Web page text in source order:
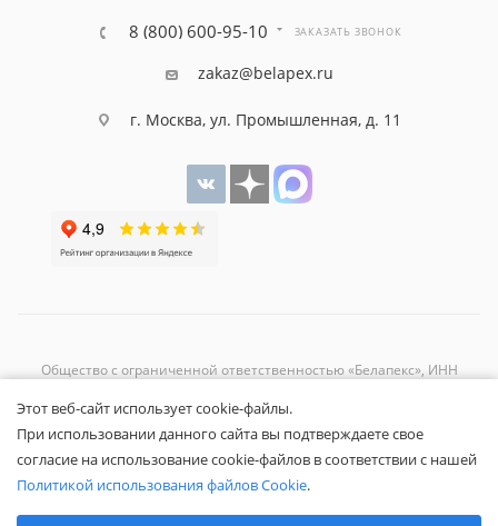
8 (800) 600-95-10 ЗАКАЗАТЬ ЗВОНОК
zakaz@belapex.ru
г. Москва, ул. Промышленная, д. 11
Общество с ограниченной ответственностью «Белапекс», ИНН
Обращаем ваше внимание, что вся представленная на сайте
информация носит исключительно информационный характер и не
является публичной офертой.
Вы принимаете условияполитики
Этот веб-сайт использует cookie-файлы.
При использовании данного сайта вы подтверждаете свое
согласие на использование cookie-файлов в соответствии с нашей
Политикой использования файлов Cookie.